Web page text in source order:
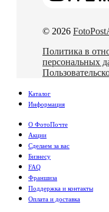
© 2026
Политика в
персональных
Каталог
Информация
О ФотоПочте
Акции
Сделаем за вас
Бизнесу
FAQ
Франшиза
Поддержка и контакты
Оплата и доставка